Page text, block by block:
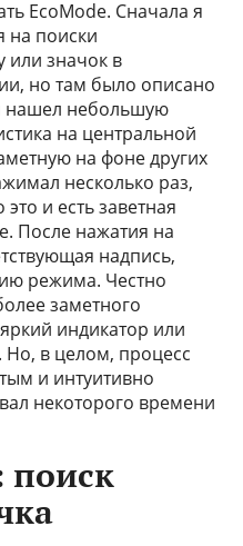
EcoMode. Сначала я
на поиски
или значок в
но там было описано
нашел небольшую
на центральной
на фоне других
несколько раз,
и есть заветная
После нажатия на
надпись,
режима. Честно
заметного
индикатор или
Но, в целом, процесс
и интуитивно
некоторого времени